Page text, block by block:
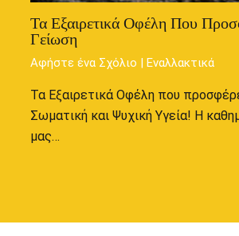
Τα Εξαιρετικά Οφέλη Που
Γείωση
Αφήστε ένα Σχόλιο |Εναλλακτικά
Τα Εξαιρετικά Οφέλη που
Σωματική και Ψυχική Υγεία! Η
μας…